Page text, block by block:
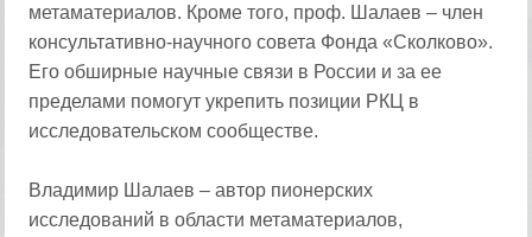
метаматериалов. Кроме того, проф. Шалаев – член
консультативно-научного совета Фонда «Сколково».
Его обширные научные связи в России и за ее
пределами помогут укрепить позиции РКЦ в
исследовательском сообществе.
Владимир Шалаев – автор пионерских
исследований в области метаматериалов,